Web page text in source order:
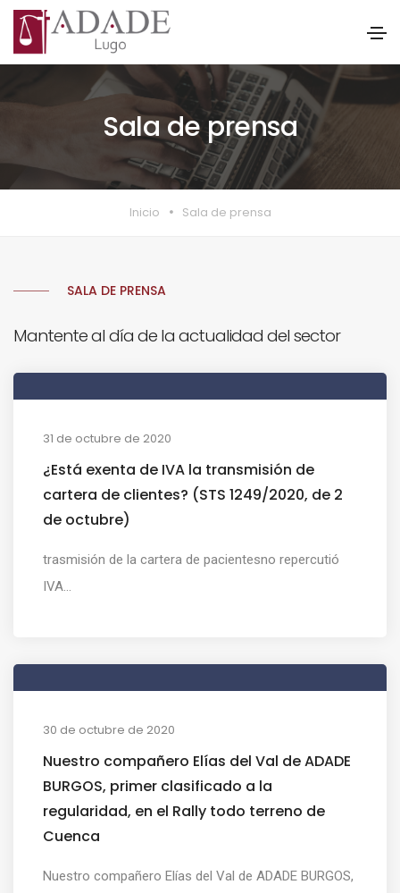
Sala de prensa
Inicio Sala de prensa
SALA DE PRENSA
Mantente al día de la actualidad del sector
31 de octubre de 2020
¿Está exenta de IVA la transmisión de
cartera de clientes? (STS 1249/2020, de 2
de octubre)
trasmisión de la cartera de pacientesno repercutió
IVA...
30 de octubre de 2020
Nuestro compañero Elías del Val de ADADE
BURGOS, primer clasificado a la
regularidad, en el Rally todo terreno de
Cuenca
Nuestro compañero Elías del Val de ADADE BURGOS,